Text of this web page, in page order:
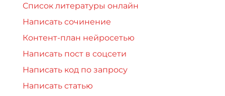
Список литературы онлайн
Написать сочинение
Контент-план нейросетью
Написать пост в соцсети
Написать код по запросу
Написать статью